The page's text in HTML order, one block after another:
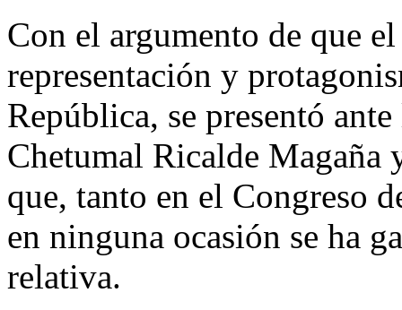
Con el argumento de que
representación y
República, se presentó
Chetumal Ricalde Magaña
que, tanto en el Congreso
en ninguna ocasión se ha
relativa.